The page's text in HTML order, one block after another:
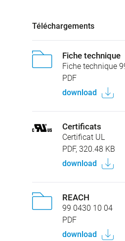
Téléchargements
Fiche technique
Fiche technique
PDF
download
Certificats
Certificat UL
PDF, 320.48 KB
download
REACH
99 0430 10 04
PDF
download